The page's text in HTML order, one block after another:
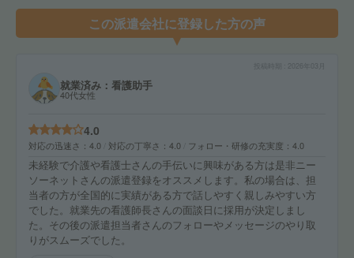
この派遣会社に登録した方の声
就業済み：看護助手
40代女性
4.0
対応の迅速さ 4.0 対応の丁寧さ 4.0 フォロー・研修の充実度 4.0
未経験で介護や看護士さんの手伝いに興味がある方は是非ニー
ソーネットさんの派遣登録をオススメします。私の場合は、担
当者の方が全国的に実績がある方で話しやすく親しみやすい方
でした。就業先の看護師長さんの面談日に採用が決定しまし
た。その後の派遣担当者さんのフォローやメッセージのやり取
りがスムーズでした。